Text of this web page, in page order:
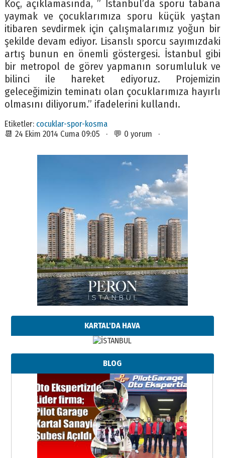
Koç, açıklamasında, ” İstanbul’da sporu tabana
yaymak ve çocuklarımıza sporu küçük yaştan
itibaren sevdirmek için çalışmalarımız yoğun bir
şekilde devam ediyor. Lisanslı sporcu sayımızdaki
artış bunun en önemli göstergesi. İstanbul gibi
bir metropol de görev yapmanın sorumluluk ve
bilinci ile hareket ediyoruz. Projemizin
geleceğimizin teminatı olan çocuklarımıza hayırlı
olmasını diliyorum.” ifadelerini kullandı.
Etiketler: cocuklar-spor-kosma
📆 24 Ekim 2014 Cuma 09:05 · 💬 0 yorum ·
KARTAL'DA HAVA
BLOG